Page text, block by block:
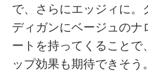
で、さらにエッジィに。
ディガンにベージュのナ
ートを持ってくることで
ップ効果も期待できそう。